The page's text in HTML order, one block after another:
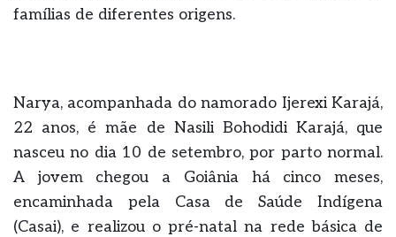
famílias de diferentes origens.
Narya, acompanhada do namorado Ijerexi Karajá,
22 anos, é mãe de Nasili Bohodidi Karajá, que
nasceu no dia 10 de setembro, por parto normal.
A jovem chegou a Goiânia há cinco meses,
encaminhada pela Casa de Saúde Indígena
(Casai), e realizou o pré-natal na rede básica de